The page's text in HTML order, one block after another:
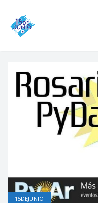
15DEJUNIO